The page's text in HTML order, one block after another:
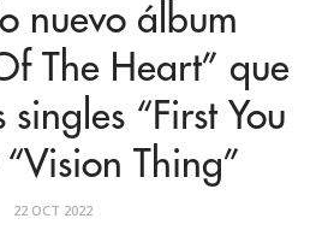
nuevo álbum
The Heart” que
singles “First You
Thing”
22 OCT 2022